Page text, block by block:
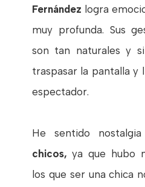
Fernández logra
muy profunda. Sus
son tan naturales y
traspasar la pantalla y
espectador.
He sentido
chicos,ya que hubo
los que ser una chica